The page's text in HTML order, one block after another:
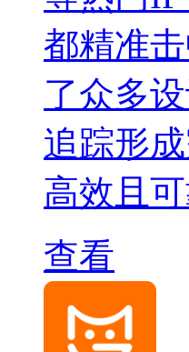
都精准
了众多
追踪形
高效且
查看